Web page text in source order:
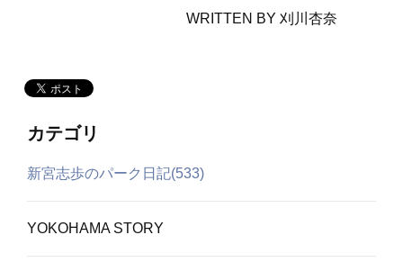
WRITTEN BY 刈川杏奈
カテゴリ
新宮志歩のパーク日記(533)
YOKOHAMA STORY